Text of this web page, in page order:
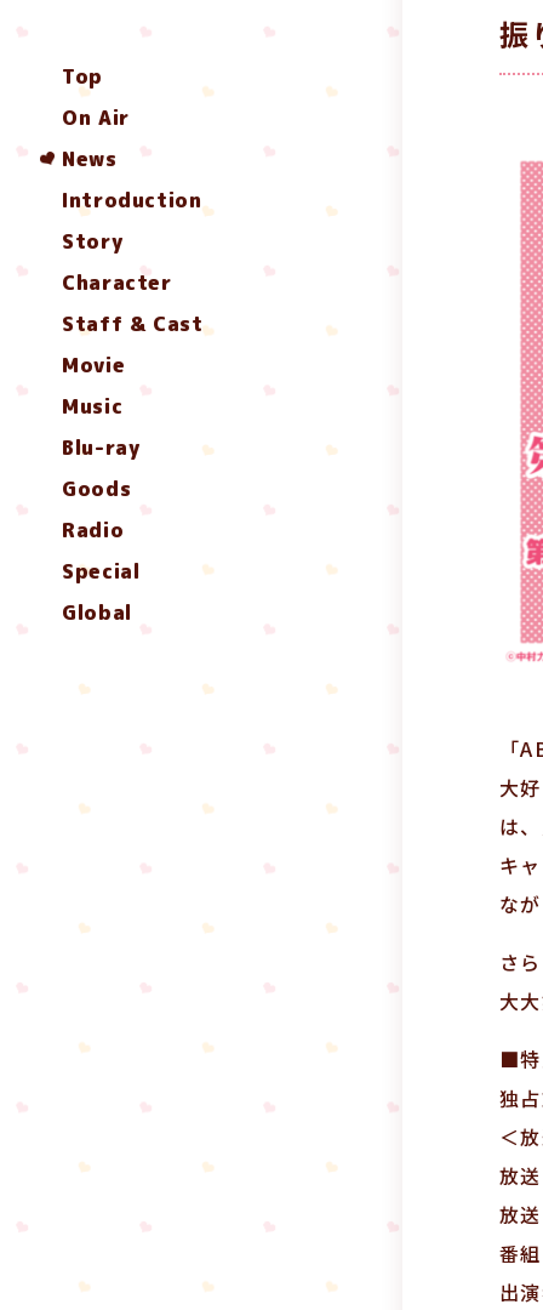
Top
On Air
News
Introduction
Story
Character
Staff & Cast
Movie
Music
Blu-ray
Goods
Radio
Special
Global
振
「
大
は
キ
な
さ
大
■特
独
＜
放
放
番
出